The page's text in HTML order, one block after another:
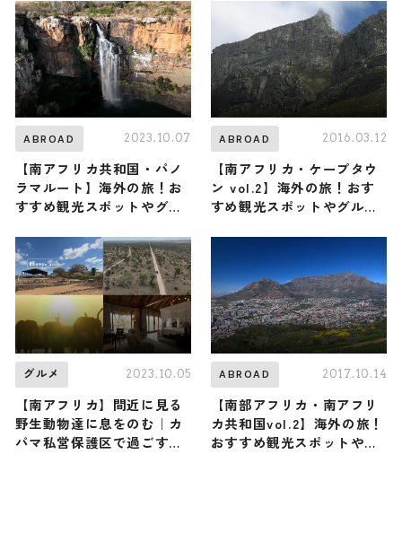
ート
ABROAD 2023.10.07
【南アフリカ共和国・パノ
ラマルート】海外の旅！お
すすめ観光スポットやグル
ABROAD 2016.03.12
【南アフリカ・ケープタウ
ン vol.2】海外の旅！おす
すめ観光スポットやグルメ
グルメ 2023.10.05
【南アフリカ】間近に見る
野生動物達に息をのむ｜カ
パマ私営保護区で過ごすサ
ABROAD 2017.10.14
【南部アフリカ・南アフリ
カ共和国vol.2】海外の旅！
おすすめ観光スポットやグ